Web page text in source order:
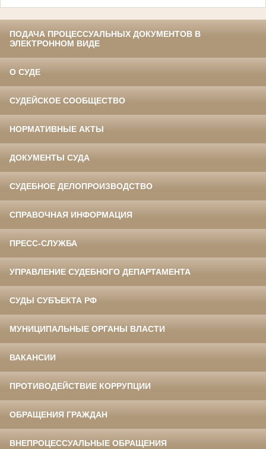
ПОДАЧА ПРОЦЕССУАЛЬНЫХ ДОКУМЕНТОВ В
ЭЛЕКТРОННОМ ВИДЕ
О СУДЕ
СУДЕЙСКОЕ СООБЩЕСТВО
НОРМАТИВНЫЕ АКТЫ
ДОКУМЕНТЫ СУДА
СУДЕБНОЕ ДЕЛОПРОИЗВОДСТВО
СПРАВОЧНАЯ ИНФОРМАЦИЯ
ПРЕСС-СЛУЖБА
УПРАВЛЕНИЕ СУДЕБНОГО ДЕПАРТАМЕНТА
СУДЫ СУБЪЕКТА РФ
МУНИЦИПАЛЬНЫЕ ОРГАНЫ ВЛАСТИ
ВАКАНСИИ
ПРОТИВОДЕЙСТВИЕ КОРРУПЦИИ
ОБРАЩЕНИЯ ГРАЖДАН
ВНЕПРОЦЕССУАЛЬНЫЕ ОБРАЩЕНИЯ